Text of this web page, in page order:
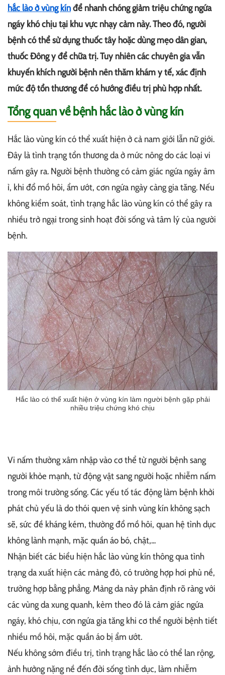
hắc lào ở vùng kínđể nhanh chóng giảm triệu chứng ngứa
ngáy khó chịu tại khu vực nhạy cảm này. Theo đó, người
bệnh có thể sử dụng thuốc tây hoặc dùng mẹo dân gian,
thuốc Đông y để chữa trị. Tuy nhiên các chuyên gia vẫn
khuyến khích người bệnh nên thăm khám y tế, xác định
mức độ tổn thương để có hướng điều trị phù hợp nhất.
Tổng quan về bệnh hắc lào ở vùng kín
Hắc lào vùng kín có thể xuất hiện ở cả nam giới lẫn nữ giới.
Đây là tình trạng tổn thương da ở mức nông do các loại vi
nấm gây ra. Người bệnh thường có cảm giác ngứa ngáy âm
ỉ, khi đổ mồ hôi, ẩm ướt, cơn ngứa ngày càng gia tăng. Nếu
không kiểm soát, tình trạng hắc lào vùng kín có thể gây ra
nhiều trở ngại trong sinh hoạt đời sống và tâm lý của người
bệnh.
Hắc lào có thể xuất hiện ở vùng kín làm người bệnh gặp phải
nhiều triệu chứng khó chịu
Vi nấm thường xâm nhập vào cơ thể từ người bệnh sang
người khỏe mạnh, từ động vật sang người hoặc nhiễm nấm
trong môi trường sống. Các yếu tố tác động làm bệnh khởi
phát chủ yếu là do thói quen vệ sinh vùng kín không sạch
sẽ, sức đề kháng kém, thường đổ mồ hôi, quan hệ tình dục
không lành mạnh, mặc quần áo bó, chật,...
Nhận biết các biểu hiện hắc lào vùng kín thông qua tình
trạng da xuất hiện các mảng đỏ, có trường hợp hơi phù nề,
trường hợp bằng phẳng. Mảng da này phân định rõ ràng với
các vùng da xung quanh, kèm theo đó là cảm giác ngứa
ngáy, khó chịu, cơn ngứa gia tăng khi cơ thể người bệnh tiết
nhiều mồ hôi, mặc quần áo bị ẩm ướt.
Nếu không sớm điều trị, tình trạng hắc lào có thể lan rộng,
ảnh hưởng nặng nề đến đời sống tình dục, làm nhiễm